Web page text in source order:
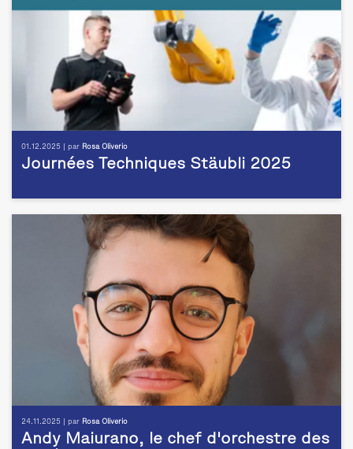
01.12.2025 | par Rosa Oliverio
Journées Techniques Stäubli 2025
24.11.2025 | par Rosa Oliverio
Andy Maiurano, le chef d'orchestre des